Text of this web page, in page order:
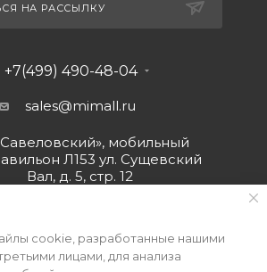
НА РАССЫЛКУ
+7(499) 490-48-04
sales@mimall.ru
мобильный
Л153 ул. Сущевский
Вал, д. 5, стр. 12
cookie, разработанные нашими
лицами, для анализа